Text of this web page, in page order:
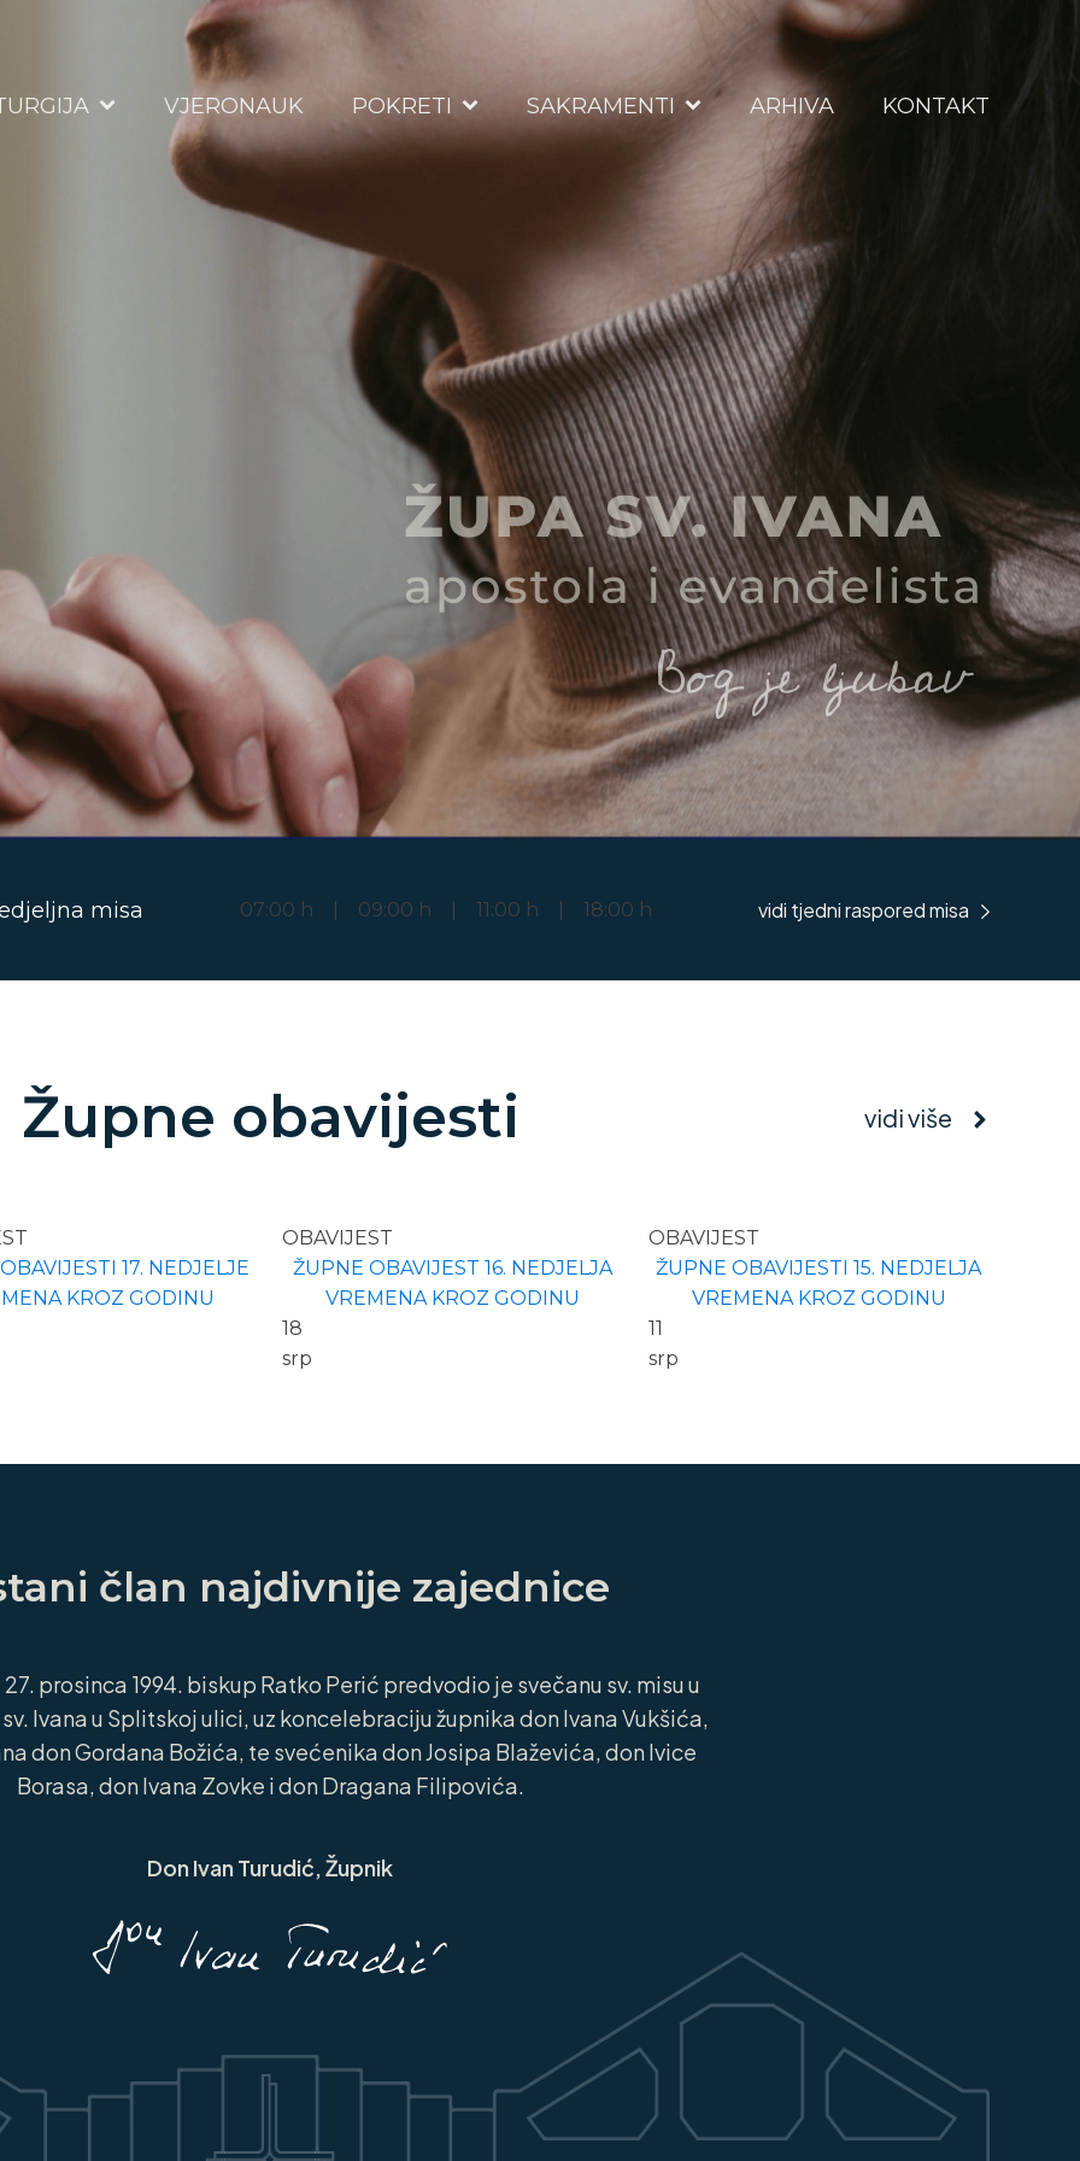
VJERONAUK POKRETI SAKRAMENTI ARHIVA KONTAKT
misa 07:00 h | 09:00 h | 11:00 h | 18:00 h vidi tjedni raspored misa
Župne obavijesti vidi više
17. NEDJELJE
KROZ GODINU
OBAVIJEST
ŽUPNE OBAVIJEST 16. NEDJELJA
VREMENA KROZ GODINU
18
srp
OBAVIJEST
ŽUPNE OBAVIJESTI 15. NEDJELJA
VREMENA KROZ GODINU
11
srp
član najdivnije zajednice
prosinca 1994. biskup Ratko Perić predvodio je svečanu sv. misu u
Ivana u Splitskoj ulici, uz koncelebraciju župnika don Ivana Vukšića,
don Gordana Božića, te svećenika don Josipa Blaževića, don Ivice
Borasa, don Ivana Zovke i don Dragana Filipovića.
Don Ivan Turudić, Župnik